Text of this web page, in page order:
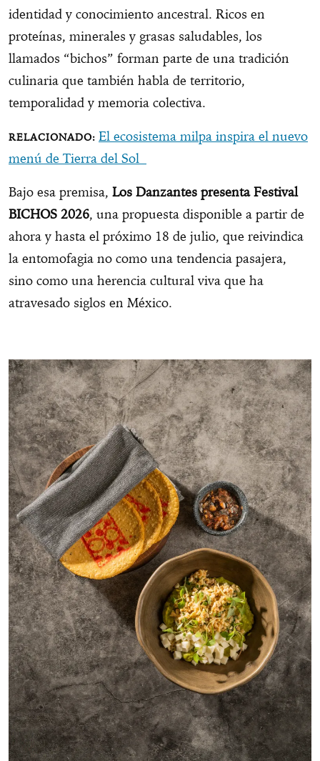
identidad y conocimiento ancestral. Ricos en
proteínas, minerales y grasas saludables, los
llamados “bichos” forman parte de una tradición
culinaria que también habla de territorio,
temporalidad y memoria colectiva.
El ecosistema milpa inspira el nuevo
menú de Tierra del Sol
Bajo esa premisa, Los Danzantes presenta Festival
BICHOS 2026, una propuesta disponible a partir de
ahora y hasta el próximo 18 de julio, que reivindica
la entomofagia no como una tendencia pasajera,
sino como una herencia cultural viva que ha
atravesado siglos en México.